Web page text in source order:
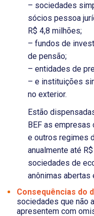
– sociedades
sócios pessoa
R$ 4,8 milhões;
– fundos de
de pensão;
– entidades de
– e instituições
no exterior.
Estão
BEF as
e outros regimes
anualmente até
sociedades de
anônimas abertas
Consequências do
sociedades que não
apresentem com